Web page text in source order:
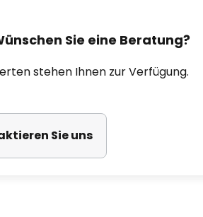
Sie eine Beratung?
stehen Ihnen zur Verfügung.
Sie uns